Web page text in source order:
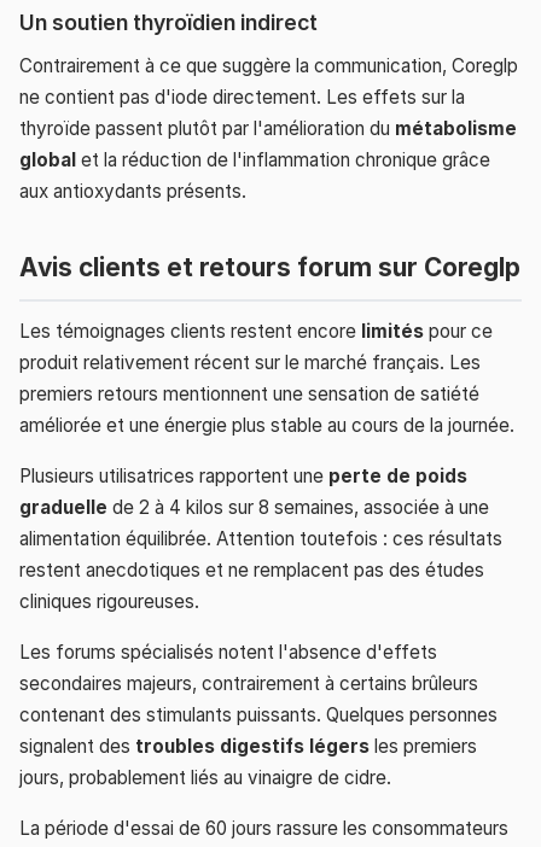
Un soutien thyroïdien indirect
Contrairement à ce que suggère la communication, Coreglp
ne contient pas d'iode directement. Les effets sur la
thyroïde passent plutôt par l'amélioration du métabolisme
global et la réduction de l'inflammation chronique grâce
aux antioxydants présents.
Avis clients et retours forum sur Coreglp
Les témoignages clients restent encore limités pour ce
produit relativement récent sur le marché français. Les
premiers retours mentionnent une sensation de satiété
améliorée et une énergie plus stable au cours de la journée.
Plusieurs utilisatrices rapportent une perte de poids
graduelle de 2 à 4 kilos sur 8 semaines, associée à une
alimentation équilibrée. Attention toutefois : ces résultats
restent anecdotiques et ne remplacent pas des études
cliniques rigoureuses.
Les forums spécialisés notent l'absence d'effets
secondaires majeurs, contrairement à certains brûleurs
contenant des stimulants puissants. Quelques personnes
signalent des troubles digestifs légers les premiers
jours, probablement liés au vinaigre de cidre.
La période d'essai de 60 jours rassure les consommateurs